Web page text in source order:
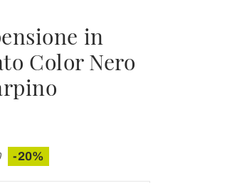
in
Color Nero
-20%